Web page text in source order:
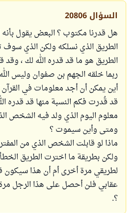
السؤال 20806
هل قدرنا مكتوب ؟ البعض يقول بأنه
الطريق الذي نسلكه ولكن الذي سوف
الطريق هو ما قد قدره الله لك ، وقد
ربما خلقه الجهم بن صفوان وليس
أين يمكن أن أجد معلومات في القرآن
قد قُدرت فكم النسبة منها قد قدره
معلوم اليوم الذي ولد فيه الشخص
ومتى وأين سيموت ؟
ماذا لو قابلت الشخص الذي من
ولكن بطريقة ما اخترت الطريق
لطريقي مرة أخرى أم أن هذا سيكون
عقابي فلن أحصل على هذا الرجل
؟.